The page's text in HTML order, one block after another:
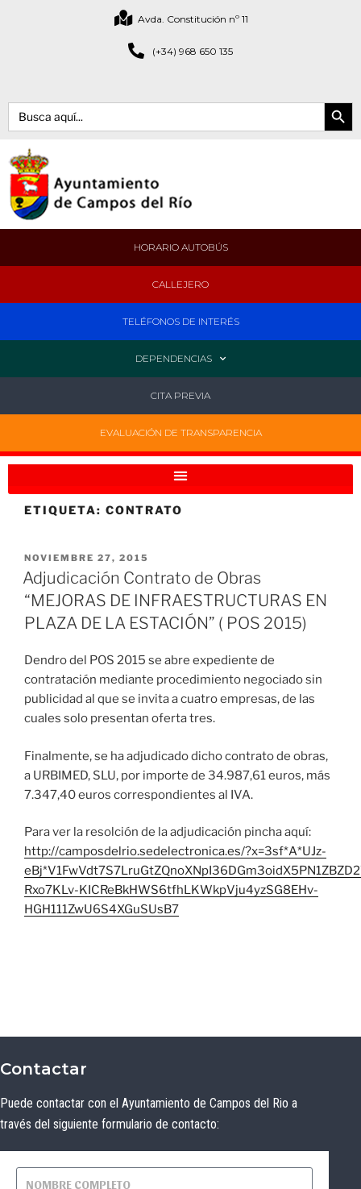
Avda. Constitución nº 11
(+34) 968 650 135
Buscar: Botón de
HORARIO AUTOBÚS
CALLEJERO
TELÉFONOS DE INTERÉS
DEPENDENCIAS
CITA PREVIA
EVALUACIÓN DE TRANSPARENCIA
ETIQUETA: CONTRATO
NOVIEMBRE 27, 2015
Adjudicación Contrato de Obras
“MEJORAS DE INFRAESTRUCTURAS EN
PLAZA DE LA ESTACIÓN” ( POS 2015)
Dendro del POS 2015 se abre expediente de
contratación mediante procedimiento negociado sin
publicidad al que se invita a cuatro empresas, de las
cuales solo presentan oferta tres.
Finalmente, se ha adjudicado dicho contrato de obras,
a URBIMED, SLU, por importe de 34.987,61 euros, más
7.347,40 euros correspondientes al IVA.
Para ver la resolción de la adjudicación pincha aquí:
http://camposdelrio.sedelectronica.es/?x=3sf*A*UJz-
Rxo7KLv-KICReBkHWS6tfhLKWkpVju4yzSG8EHv-
HGH111ZwU6S4XGuSUsB7
Contactar
Puede contactar con el Ayuntamiento de Campos del Rio a
través del siguiente formulario de contacto: